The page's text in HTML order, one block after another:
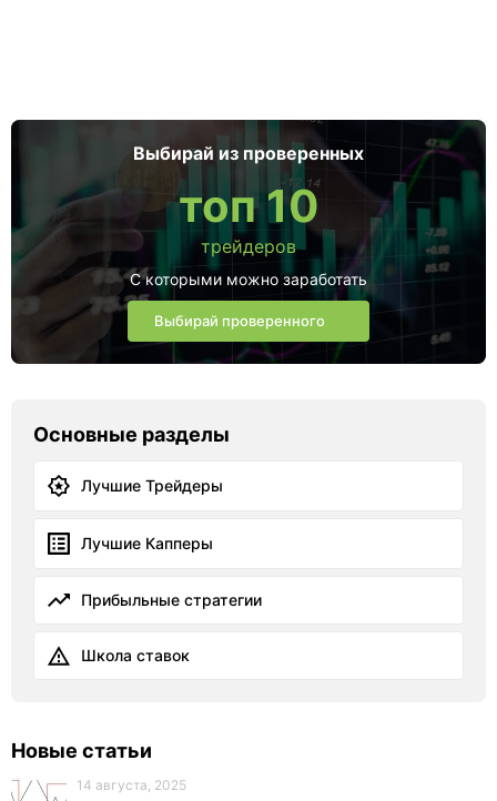
Выбирай из проверенных
топ 10
трейдеров
С которыми можно заработать
Выбирай проверенного
Основные разделы
Лучшие Трейдеры
Лучшие Капперы
Прибыльные стратегии
Школа ставок
Новые статьи
14 августа, 2025